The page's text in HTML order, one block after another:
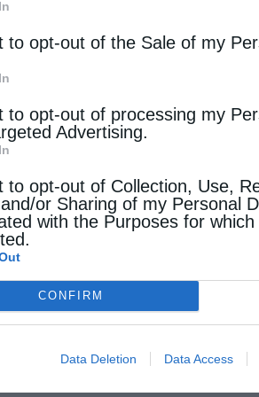
to opt-out of the Sale of my
to opt-out of processing my
Advertising.
to opt-out of Collection, Use,
or Sharing of my Personal
with the Purposes for
CONFIRM
Data Deletion Data Access
Σεραφείμ: «Θα ήταν ντροπή
με την αναδοχή παιδιών
13 Μαΐου 2018
στάση της Eκκλησίας σχετικά
από ομόφυλα ζευγάρια
Καστοριάς κ.
από την αρχή που το